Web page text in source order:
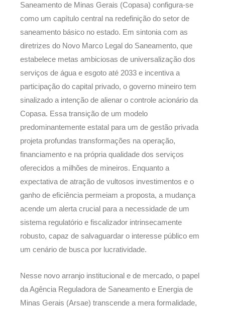
Saneamento de Minas Gerais (Copasa) configura-se
como um capítulo central na redefinição do setor de
saneamento básico no estado. Em sintonia com as
diretrizes do Novo Marco Legal do Saneamento, que
estabelece metas ambiciosas de universalização dos
serviços de água e esgoto até 2033 e incentiva a
participação do capital privado, o governo mineiro tem
sinalizado a intenção de alienar o controle acionário da
Copasa. Essa transição de um modelo
predominantemente estatal para um de gestão privada
projeta profundas transformações na operação,
financiamento e na própria qualidade dos serviços
oferecidos a milhões de mineiros. Enquanto a
expectativa de atração de vultosos investimentos e o
ganho de eficiência permeiam a proposta, a mudança
acende um alerta crucial para a necessidade de um
sistema regulatório e fiscalizador intrinsecamente
robusto, capaz de salvaguardar o interesse público em
um cenário de busca por lucratividade.
Nesse novo arranjo institucional e de mercado, o papel
da Agência Reguladora de Saneamento e Energia de
Minas Gerais (Arsae) transcende a mera formalidade,